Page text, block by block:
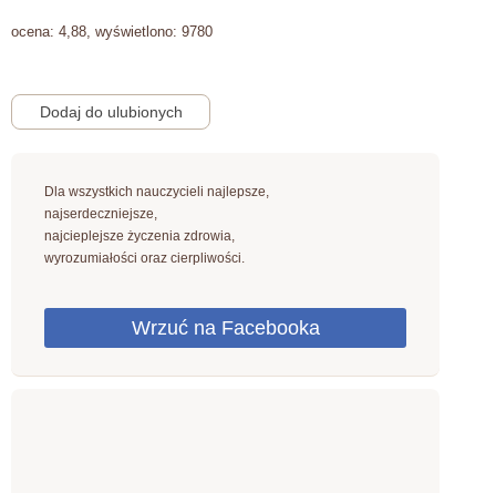
ocena: 4,88, wyświetlono: 9780
Dla wszystkich nauczycieli najlepsze,
najserdeczniejsze,
najcieplejsze życzenia zdrowia,
wyrozumiałości oraz cierpliwości.